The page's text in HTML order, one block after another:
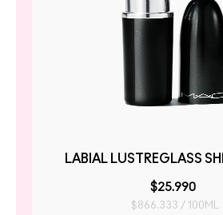
LABIAL LUSTREGLASS
$25.990
$866.333 / 100ML